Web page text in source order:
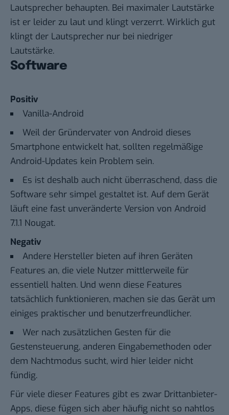
Lautsprecher behaupten. Bei maximaler Lautstärke
ist er leider zu laut und klingt verzerrt. Wirklich gut
klingt der Lautsprecher nur bei niedriger
Lautstärke.
Software
Positiv
Vanilla-Android
Weil der Gründervater von Android dieses
Smartphone entwickelt hat, sollten regelmäßige
Android-Updates kein Problem sein.
Es ist deshalb auch nicht überraschend, dass die
Software sehr simpel gestaltet ist. Auf dem Gerät
läuft eine fast unveränderte Version von Android
7.1.1 Nougat.
Negativ
Andere Hersteller bieten auf ihren Geräten
Features an, die viele Nutzer mittlerweile für
essentiell halten. Und wenn diese Features
tatsächlich funktionieren, machen sie das Gerät um
einiges praktischer und benutzerfreundlicher.
Wer nach zusätzlichen Gesten für die
Gestensteuerung, anderen Eingabemethoden oder
dem Nachtmodus sucht, wird hier leider nicht
fündig.
Für viele dieser Features gibt es zwar Drittanbieter-
Apps, diese fügen sich aber häufig nicht so nahtlos